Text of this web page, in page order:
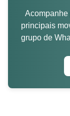
principais
grupo de